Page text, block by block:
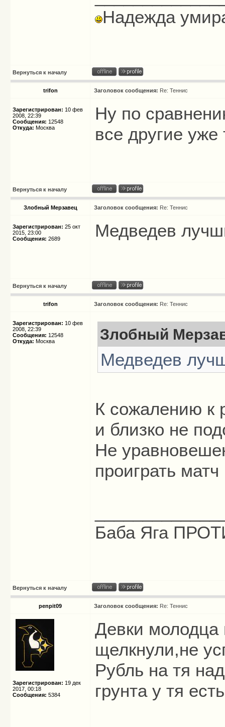
Надежда
Вернуться к началу
trifon Заголовок сообщения: Re: Теннис
Зарегистрирован: 10 фев
2008, 22:39
Сообщения: 12548
Откуда: Москва
Ну по
все другие
Вернуться к началу
Злобный Мерзавец Заголовок сообщения: Re: Теннис
Зарегистрирован: 25 окт
2015, 23:00
Сообщения: 2689 Медведев
Вернуться к началу
trifon Заголовок сообщения: Re: Теннис
Зарегистрирован: 10 фев
2008, 22:39
Сообщения: 12548
Откуда: Москва Злобный
Медведев
К сожалению к
и близко не
Не
проиграть
Баба Яга
Вернуться к началу
penpit09 Заголовок сообщения: Re: Теннис
Зарегистрирован: 19 дек
2017, 00:18
Сообщения: 5384
Девки
щелкнули,не
Рубль на тя
грунта у тя есть